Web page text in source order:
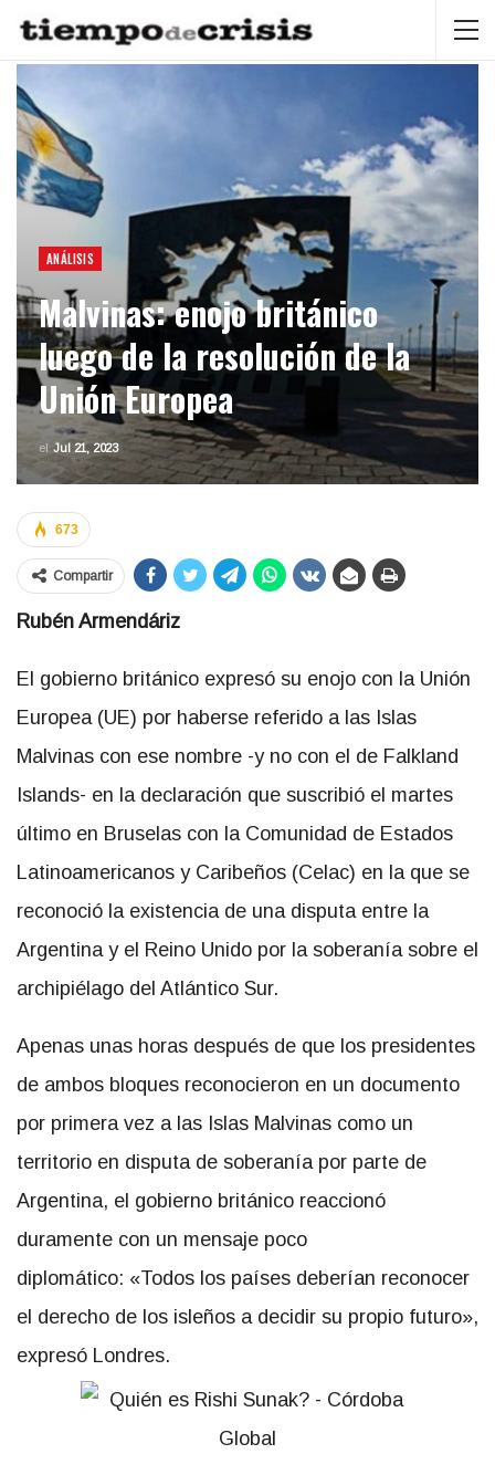
ANÁLISIS
Malvinas: enojo británico
luego de la resolución de la
Unión Europea
el Jul 21, 2023
673
Compartir
Rubén Armendáriz
El gobierno británico expresó su enojo con la Unión
Europea (UE) por haberse referido a las Islas
Malvinas con ese nombre -y no con el de Falkland
Islands- en la declaración que suscribió el martes
último en Bruselas con la Comunidad de Estados
Latinoamericanos y Caribeños (Celac) en la que se
reconoció la existencia de una disputa entre la
Argentina y el Reino Unido por la soberanía sobre el
archipiélago del Atlántico Sur.
Apenas unas horas después de que los presidentes
de ambos bloques reconocieron en un documento
por primera vez a las Islas Malvinas como un
territorio en disputa de soberanía por parte de
Argentina, el gobierno británico reaccionó
duramente con un mensaje poco
diplomático: «Todos los países deberían reconocer
el derecho de los isleños a decidir su propio futuro»,
expresó Londres.